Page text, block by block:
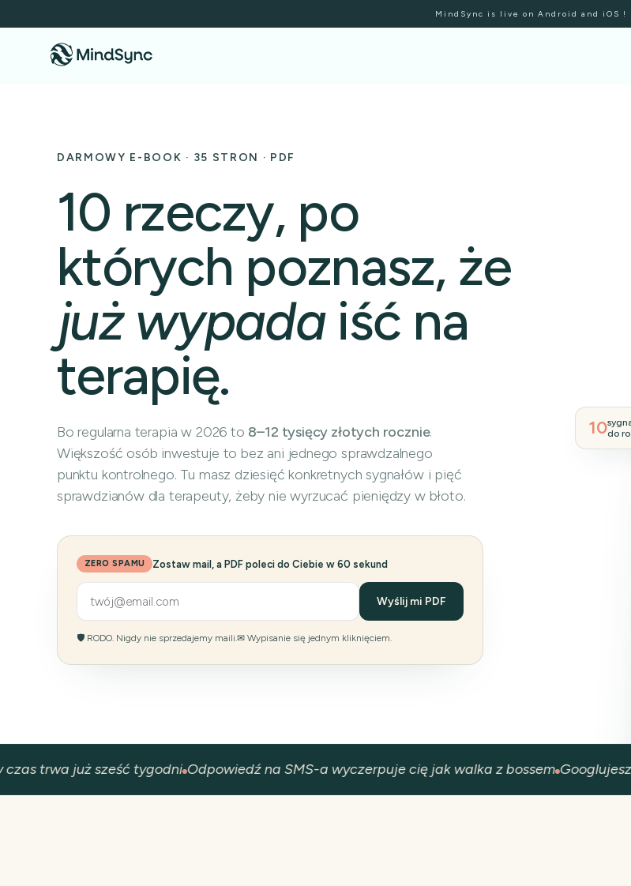
MindSync is live on Android and iOS !
DARMOWY E-BOOK · 35 STRON · PDF
10 rzeczy, po
których poznasz, że
już wypadaiść na
terapię.
Bo regularna terapia w 2026 to 8–12 tysięcy złotych rocznie.
Większość osób inwestuje to bez ani jednego sprawdzalnego
punktu kontrolnego. Tu masz dziesięć konkretnych sygnałów i pięć
sprawdzianów dla terapeuty, żeby nie wyrzucać pieniędzy w błoto.
ZERO SPAMU Zostaw mail, a PDF poleci do Ciebie w 60 sekund
Wyślij mi PDF
🛡 RODO. Nigdy nie sprzedajemy maili.✉ Wypisanie się jednym kliknięciem.
10do
trwa już sześć tygodni Odpowiedź na SMS-a wyczerpuje cię jak walka z bossem Googlujesz